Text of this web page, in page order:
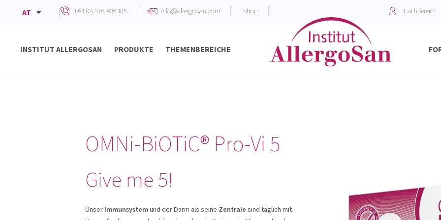
+43 (0) 316 405305 info@allergosan.com Shop Fachbereich
AT
INSTITUT ALLERGOSAN PRODUKTE THEMENBEREICHE
OMNi-BiOTiC® Pro-Vi 5
Give me 5!
UnserImmunsystemund der Darm als seine Zentralesind täglich mit